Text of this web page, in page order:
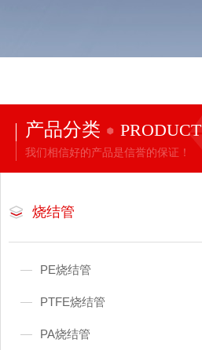
产品分类 PRODUCT
我们相信好的产品是信誉的保证！
烧结管
PE烧结管
PTFE烧结管
PA烧结管